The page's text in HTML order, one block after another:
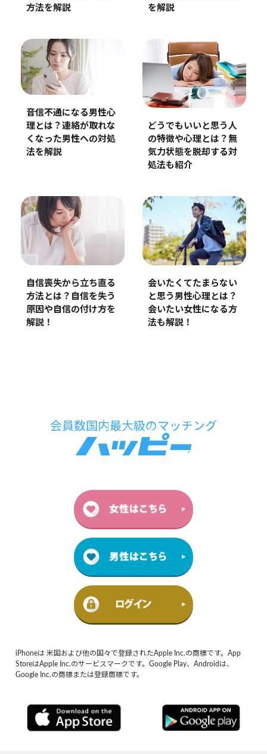
方法を解説
を解説
音信不通になる男性心
理とは？連絡が取れな
くなった男性への対処
法を解説
どうでもいいと思う人
の特徴や心理とは？無
気力状態を脱却する対
処法も紹介
自信喪失から立ち直る
方法とは？自信を失う
原因や自信の付け方を
解説！
会いたくてたまらない
と思う男性心理とは？
会いたい女性になる方
法も解説！
iPhoneは 米国および他の国々で登録されたApple Inc.の商標です。App
StoreはApple Inc.のサービスマークです。Google Play、Androidは、
Google Inc.の商標または登録商標です。